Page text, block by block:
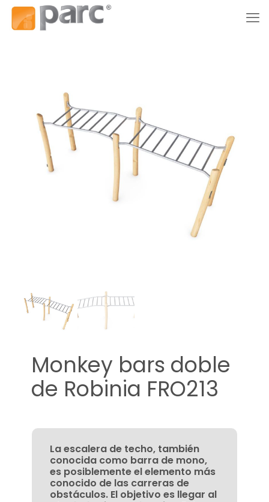
Monkey bars doble
de Robinia FRO213
La escalera de techo, también
conocida como barra de mono,
es posiblemente el elemento más
conocido de las carreras de
obstáculos. El objetivo es llegar al